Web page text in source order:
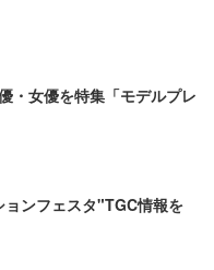
・女優を特集「モデルプレ
ンフェスタ"TGC情報を